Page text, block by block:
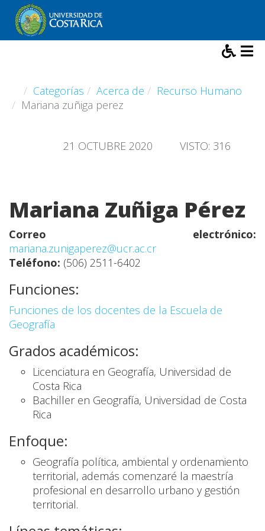
Categorías Acerca de
Recurso Humano
Mariana zuñiga perez
21 OCTUBRE 2020 VISTO: 316
Mariana Zuñiga Pérez
Correo electrónico:
mariana.zunigaperez@ucr.ac.cr
Teléfono: (506) 2511-6402
Funciones:
Funciones de los docentes de la Escuela de
Geografía
Grados académicos:
Licenciatura en Geografía, Universidad de
Costa Rica
Bachiller en Geografía, Universidad de Costa
Rica
Enfoque:
Geografía política, ambiental y ordenamiento
territorial, además comenzaré la maestría
profesional en desarrollo urbano y gestión
territorial.